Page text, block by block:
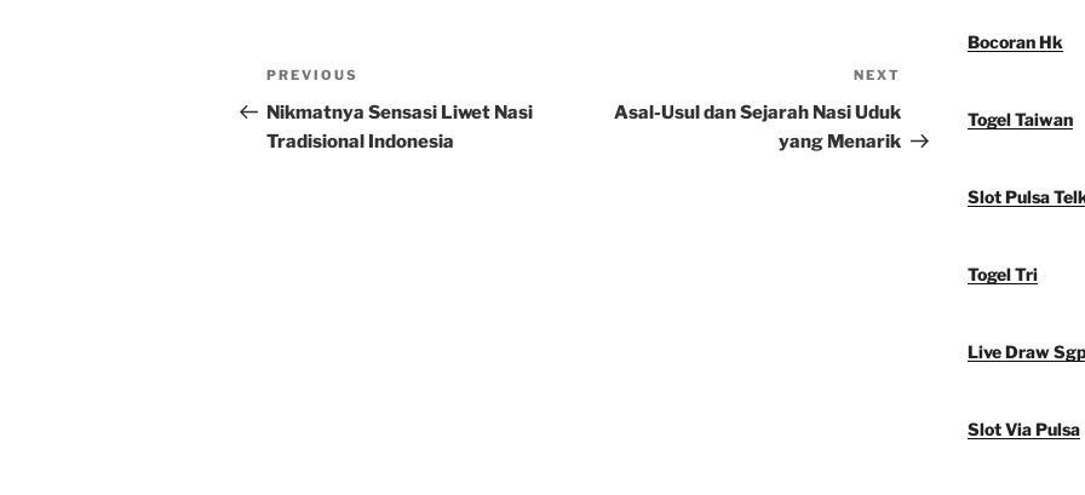
Post
navigation
Previous
Post
PREVIOUS
Nikmatnya Sensasi Liwet Nasi
Tradisional Indonesia
Post
NEXT
Asal-Usul dan Sejarah Nasi Uduk
yang Menarik
Bocoran Hk
Togel Taiwan
Slot Pulsa
Togel Tri
Live Draw
Slot Via Pulsa